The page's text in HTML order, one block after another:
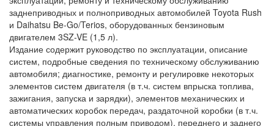
заднеприводных и полноприводных автомобилей Toyota Rush
и Daihatsu Be-Go/Terios, оборудованных бензиновым
двигателем 3SZ-VE (1,5 л).
Издание содержит руководство по эксплуатации, описание
систем, подробные сведения по техническому обслуживанию
автомобиля; диагностике, ремонту и регулировке некоторых
элементов систем двигателя (в т.ч. систем впрыска топлива,
зажигания, запуска и зарядки), элементов механических и
автоматических коробок передач, раздаточной коробки (в т.ч.
системы управления полным приводом), переднего и заднего